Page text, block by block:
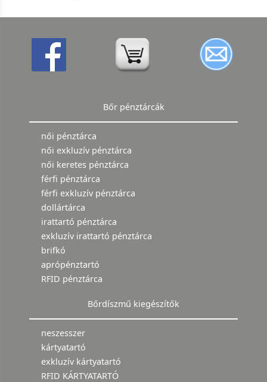
Bőr pénztárcák
női pénztárca
női exkluzív pénztárca
női keretes pénztárca
férfi pénztárca
férfi exkluzív pénztárca
dollártárca
irattartó pénztárca
exkluzív irattartó pénztárca
brifkó
aprópénztartó
RFID pénztárca
Bőrdíszmű kiegészítők
neszesszer
kártyatartó
exkluzív kártyatartó
RFID KÁRTYATARTÓ